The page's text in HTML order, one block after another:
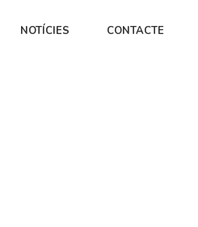
NOTÍCIES CONTACTE